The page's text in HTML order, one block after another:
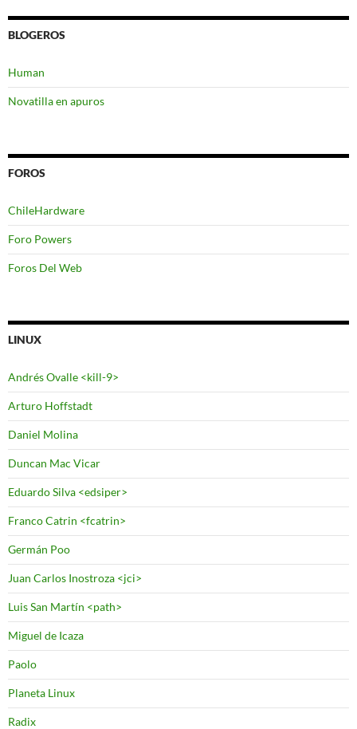
BLOGEROS
Human
Novatilla en apuros
FOROS
ChileHardware
Foro Powers
Foros Del Web
LINUX
Andrés Ovalle <kill-9>
Arturo Hoffstadt
Daniel Molina
Duncan Mac Vicar
Eduardo Silva <edsiper>
Franco Catrin <fcatrin>
Germán Poo
Juan Carlos Inostroza <jci>
Luis San Martín <path>
Miguel de Icaza
Paolo
Planeta Linux
Radix